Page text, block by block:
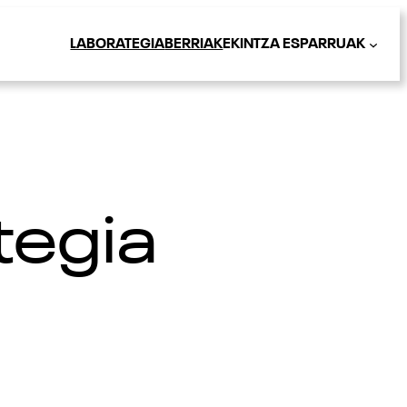
LABORATEGIABERRIAKEKINTZA ESPARRUAK